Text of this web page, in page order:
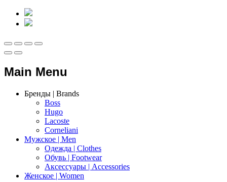
Main Menu
Бренды | Brands
Boss
Hugo
Lacoste
Corneliani
Мужское | Men
Одежда | Clothes
Обувь | Footwear
Аксессуары | Accessories
Женское | Women